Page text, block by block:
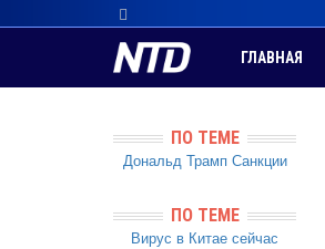
ГЛАВНАЯ
ПО ТЕМЕ
Дональд Трамп Санкции
ПО ТЕМЕ
Вирус в Китае сейчас